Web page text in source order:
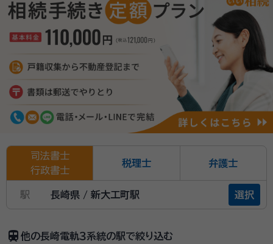
司法書士
行政書士
税理士 弁護士
駅 長崎県 / 新大工町駅 選択
train 他の長崎電軌３系統の駅で絞り込む